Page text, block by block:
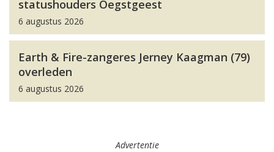
statushouders Oegstgeest
6 augustus 2026
Earth & Fire-zangeres Jerney Kaagman (79)
overleden
6 augustus 2026
Advertentie